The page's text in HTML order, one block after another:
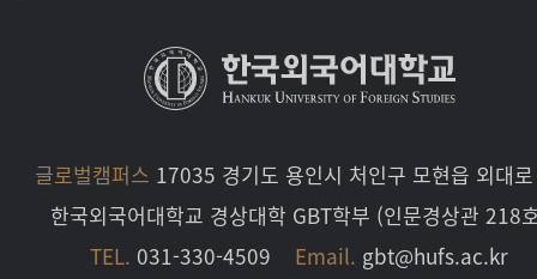
글로벌캠퍼스 17035 경기도 용인시 처인구 모현읍 외대
한국외국어대학교 경상대학 GBT학부 (인문경상관 218
TEL. 031-330-4509 Email. gbt@hufs.ac.kr